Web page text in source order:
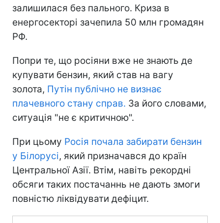
залишилася без пального. Криза в
енергосекторі зачепила 50 млн громадян
РФ.
Попри те, що росіяни вже не знають де
купувати бензин, який став на вагу
золота, Путін публічно не визнає
плачевного стану справ. За його словами,
ситуація "не є критичною".
При цьому Росія почала забирати бензин
у Білорусі, який призначався до країн
Центральної Азії. Втім, навіть рекордні
обсяги таких постачаннь не дають змоги
повністю ліквідувати дефіцит.